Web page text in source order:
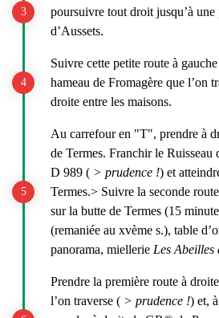
poursuivre tout droit jusqu’à
d’Aussets.
Suivre cette petite route à
hameau de Fromagère que l’on
droite entre les maisons.
Au carrefour en "T", prendre à
de Termes. Franchir le Ruisseau
D 989 ( > prudence !) et
Termes.> Suivre la seconde
sur la butte de Termes (15
(remaniée au xvème s.), table
panorama, miellerie Les Abeilles
Prendre la première route à
l’on traverse ( > prudence !) et,